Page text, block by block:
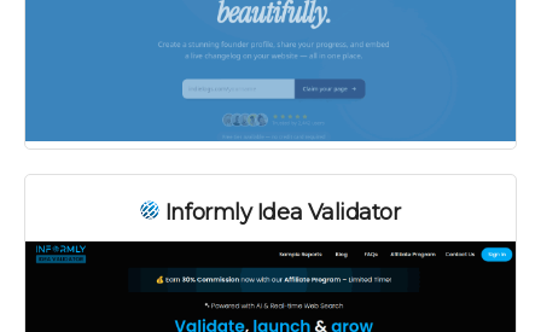
Informly Idea Validator